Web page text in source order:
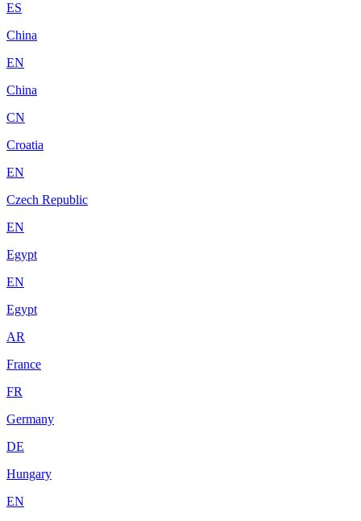
ES
China
EN
China
CN
Croatia
EN
Czech Republic
EN
Egypt
EN
Egypt
AR
France
FR
Germany
DE
Hungary
EN